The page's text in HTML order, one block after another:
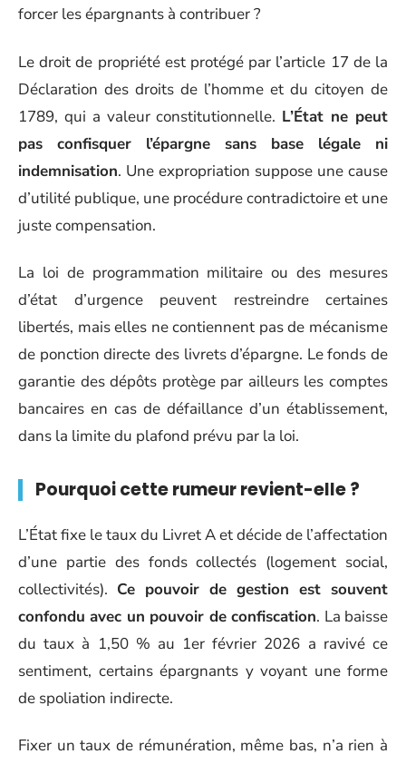
forcer les épargnants à contribuer ?
Le droit de propriété est protégé par l’article 17 de la
Déclaration des droits de l’homme et du citoyen de
1789, qui a valeur constitutionnelle. L’État ne peut
pas confisquer l’épargne sans base légale ni
indemnisation. Une expropriation suppose une cause
d’utilité publique, une procédure contradictoire et une
juste compensation.
La loi de programmation militaire ou des mesures
d’état d’urgence peuvent restreindre certaines
libertés, mais elles ne contiennent pas de mécanisme
de ponction directe des livrets d’épargne. Le fonds de
garantie des dépôts protège par ailleurs les comptes
bancaires en cas de défaillance d’un établissement,
dans la limite du plafond prévu par la loi.
Pourquoi cette rumeur revient-elle ?
L’État fixe le taux du Livret A et décide de l’affectation
d’une partie des fonds collectés (logement social,
collectivités). Ce pouvoir de gestion est souvent
confondu avec un pouvoir de confiscation. La baisse
du taux à 1,50 % au 1er février 2026 a ravivé ce
sentiment, certains épargnants y voyant une forme
de spoliation indirecte.
Fixer un taux de rémunération, même bas, n’a rien à